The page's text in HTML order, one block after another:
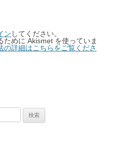
ン してください。
ために Akismet を使っていま
の詳細はこちらをご覧くださ